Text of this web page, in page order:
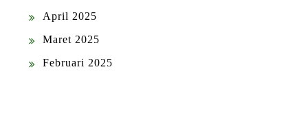
April 2025
Maret 2025
Februari 2025